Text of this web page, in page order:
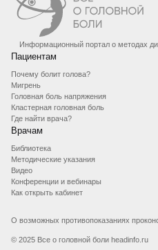
Информационный портал о методах
Пациентам
Почему болит голова?
Мигрень
Головная боль напряжения
Кластерная головная боль
Где найти врача?
Врачам
Библиотека
Методические указания
Видео
Конференции и вебинары
Как открыть кабинет
О возможных противопоказаниях
© 2025 Все о головной боли headinfo.ru